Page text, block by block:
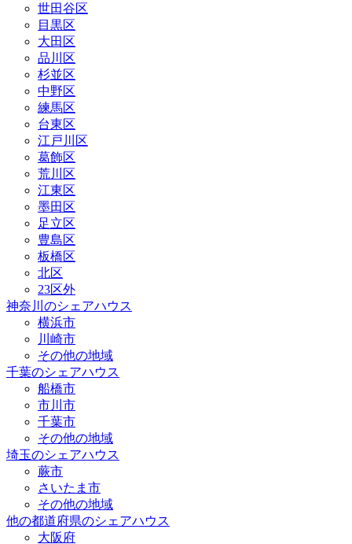
世田谷区
目黒区
大田区
品川区
杉並区
中野区
練馬区
台東区
江戸川区
葛飾区
荒川区
江東区
墨田区
足立区
豊島区
板橋区
北区
23区外
神奈川のシェアハウス
横浜市
川崎市
その他の地域
千葉のシェアハウス
船橋市
市川市
千葉市
その他の地域
埼玉のシェアハウス
蕨市
さいたま市
その他の地域
他の都道府県のシェアハウス
大阪府